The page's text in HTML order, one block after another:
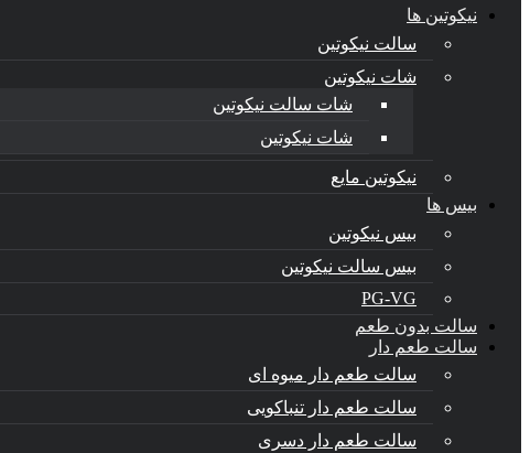
نیکوتین ها
سالت نیکوتین
شات نیکوتین
شات سالت نیکوتین
شات نیکوتین
نیکوتین مایع
بیس ها
بیس نیکوتین
بیس سالت نیکوتین
PG-VG
سالت بدون طعم
سالت طعم دار
سالت طعم دار میوه ای
سالت طعم دار تنباکویی
سالت طعم دار دسری